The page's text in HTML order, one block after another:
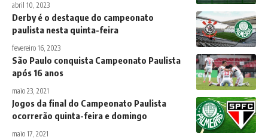
abril 10, 2023
Derby é o destaque do campeonato
paulista nesta quinta-feira
fevereiro 16, 2023
São Paulo conquista Campeonato Paulista
após 16 anos
maio 23, 2021
Jogos da final do Campeonato Paulista
ocorrerão quinta-feira e domingo
maio 17, 2021